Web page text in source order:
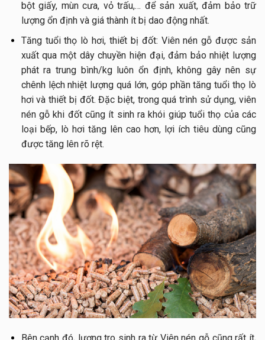
bột giấy, mùn cưa, vỏ trấu,… để sản xuất, đảm bảo trữ
lượng ổn định và giá thành ít bị dao động nhất.
Tăng tuổi thọ lò hơi, thiết bị đốt: Viên nén gỗ được sản
xuất qua một dây chuyền hiện đại, đảm bảo nhiệt lượng
phát ra trung bình/kg luôn ổn định, không gây nên sự
chênh lệch nhiệt lượng quá lớn, góp phần tăng tuổi thọ lò
hơi và thiết bị đốt. Đặc biệt, trong quá trình sử dụng, viên
nén gỗ khi đốt cũng ít sinh ra khói giúp tuổi thọ của các
loại bếp, lò hơi tăng lên cao hơn, lợi ích tiêu dùng cũng
được tăng lên rõ rệt.